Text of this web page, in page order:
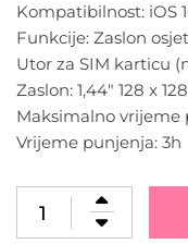
Kompatibilnost: iOS
Funkcije: Zaslon
Utor za SIM karticu
Zaslon: 1,44″ 128 x
Maksimalno vrijeme
Vrijeme punjenja: 3h